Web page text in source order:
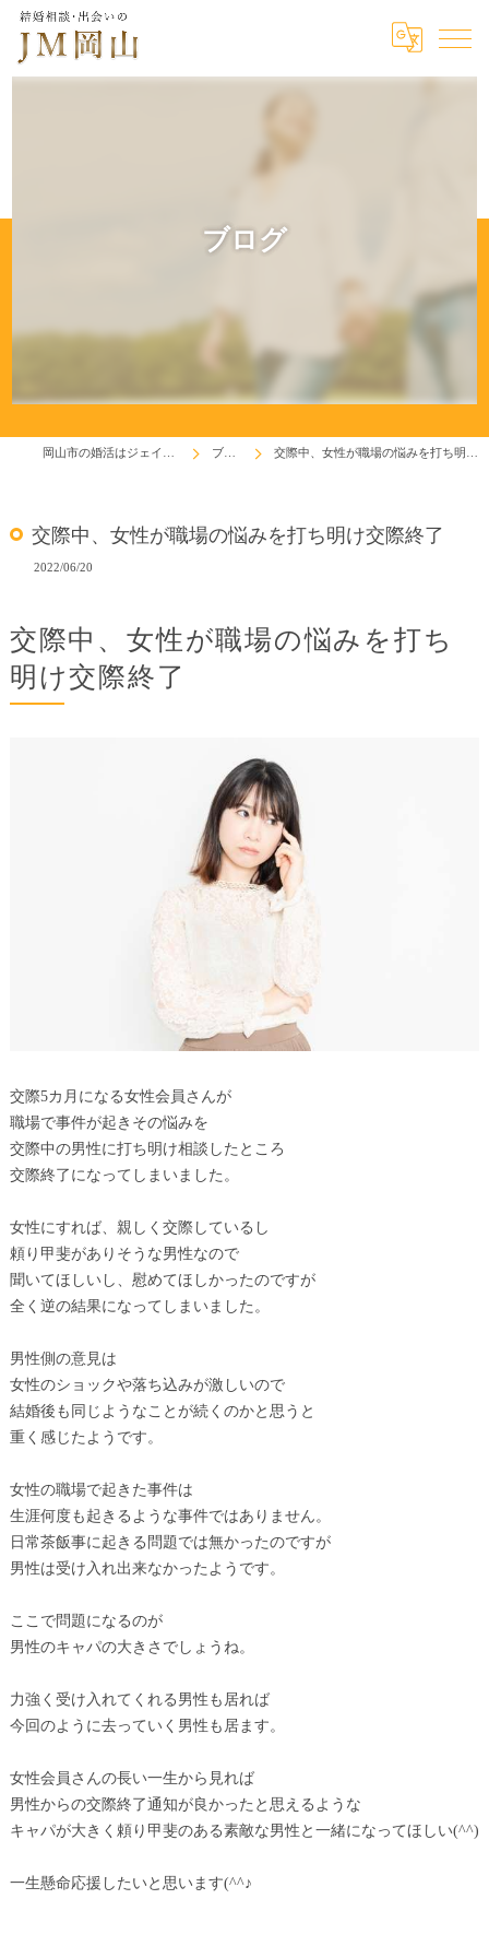
ブログ
ブログ 交際中、女性が職場の悩みを打ち明け交際終了
交際中、女性が職場の悩みを打ち明け交際終了
2022/06/20
交際中、女性が職場の悩みを打ち
明け交際終了
交際5カ月になる女性会員さんが
職場で事件が起きその悩みを
交際中の男性に打ち明け相談したところ
交際終了になってしまいました。
女性にすれば、親しく交際しているし
頼り甲斐がありそうな男性なので
聞いてほしいし、慰めてほしかったのですが
全く逆の結果になってしまいました。
男性側の意見は
女性のショックや落ち込みが激しいので
結婚後も同じようなことが続くのかと思うと
重く感じたようです。
女性の職場で起きた事件は
生涯何度も起きるような事件ではありません。
日常茶飯事に起きる問題では無かったのですが
男性は受け入れ出来なかったようです。
ここで問題になるのが
男性のキャパの大きさでしょうね。
力強く受け入れてくれる男性も居れば
今回のように去っていく男性も居ます。
女性会員さんの長い一生から見れば
男性からの交際終了通知が良かったと思えるような
キャパが大きく頼り甲斐のある素敵な男性と一緒になってほしい(^^)
一生懸命応援したいと思います(^^♪